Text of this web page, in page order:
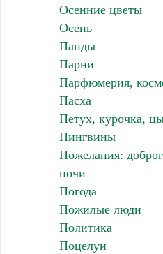
Осенние цветы
Осень
Панды
Парни
Парфюмерия,
Пасха
Петух, курочка,
Пингвины
Пожелания:
ночи
Погода
Пожилые люди
Политика
Поцелуи